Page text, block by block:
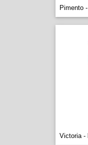
Pimento -
Victoria -